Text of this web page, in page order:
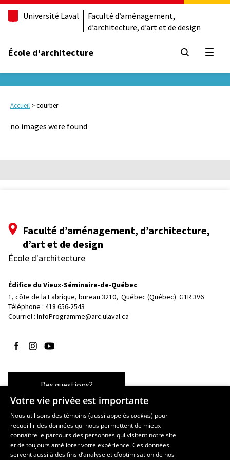
Université Laval
Faculté d’aménagement,
d’architecture, d’art et de design
École d'architecture
Accueil >courber
no images were found
Faculté d’aménagement, d’architecture,
d’art et de design
École d'architecture
Édifice du Vieux-Séminaire-de-Québec
1, côte de la Fabrique, bureau 3210, Québec (Québec)  G1R 3V6
Téléphone : 418 656-2543
Courriel : InfoProgramme@arc.ulaval.ca
Suivez-nous sur Facebook
Suivez-nous sur Instagram
Suivez-nous sur YouTube
Des questions?
Les écoles et la recherche
École d’art
École supérieure d’aménagement du territoire et de développement
Votre vie privée est importante
Nous utilisons des témoins (aussi appeléscookies) pour
recueillir des données qui nous permettent de mieux
connaître le parcours des personnes qui visitent notre site
et de toujours améliorer votre expérience. Ces données
servent aussi à des fins d’analyse et d’optimisation de nos